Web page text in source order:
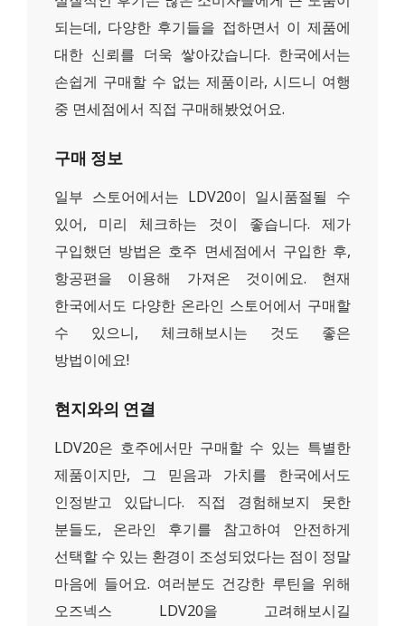
되는데, 다양한 후기들을 접하면서 이 제품에
대한 신뢰를 더욱 쌓아갔습니다. 한국에서는
손쉽게 구매할 수 없는 제품이라, 시드니 여행
중 면세점에서 직접 구매해봤었어요.
구매 정보
일부 스토어에서는 LDV20이 일시품절될 수
있어, 미리 체크하는 것이 좋습니다. 제가
구입했던 방법은 호주 면세점에서 구입한 후,
항공편을 이용해 가져온 것이에요. 현재
한국에서도 다양한 온라인 스토어에서 구매할
수 있으니, 체크해보시는 것도 좋은
방법이에요!
현지와의 연결
LDV20은 호주에서만 구매할 수 있는 특별한
제품이지만, 그 믿음과 가치를 한국에서도
인정받고 있답니다. 직접 경험해보지 못한
분들도, 온라인 후기를 참고하여 안전하게
선택할 수 있는 환경이 조성되었다는 점이 정말
마음에 들어요. 여러분도 건강한 루틴을 위해
오즈넥스 LDV20을 고려해보시길